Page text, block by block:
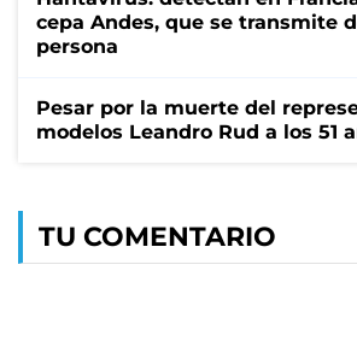
cepa Andes, que se transmite
persona
Pesar por la muerte del
modelos Leandro Rud a los 51
TU COMENTARIO